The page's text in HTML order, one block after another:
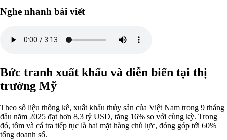
Nghe nhanh bài viết
Bức tranh xuất khẩu và diễn biến tại thị
trường Mỹ
Theo số liệu thống kê, xuất khẩu thủy sản của Việt Nam trong 9 tháng
đầu năm 2025 đạt hơn 8,3 tỷ USD, tăng 16% so với cùng kỳ. Trong
đó, tôm và cá tra tiếp tục là hai mặt hàng chủ lực, đóng góp tới 60%
tổng doanh số.